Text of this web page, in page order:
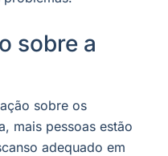
sobre a
sobre os
mais pessoas estão
adequado em